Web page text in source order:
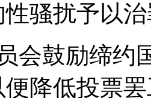
骚扰予以
会鼓励缔约
便降低投票